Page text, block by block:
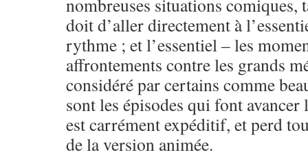
nombreuses situations comiques,
doit d’aller directement à
rythme ; et l’essentiel – les
affrontements contre les grands
considéré par certains comme
sont les épisodes qui font
est carrément expéditif, et perd
de la version animée.